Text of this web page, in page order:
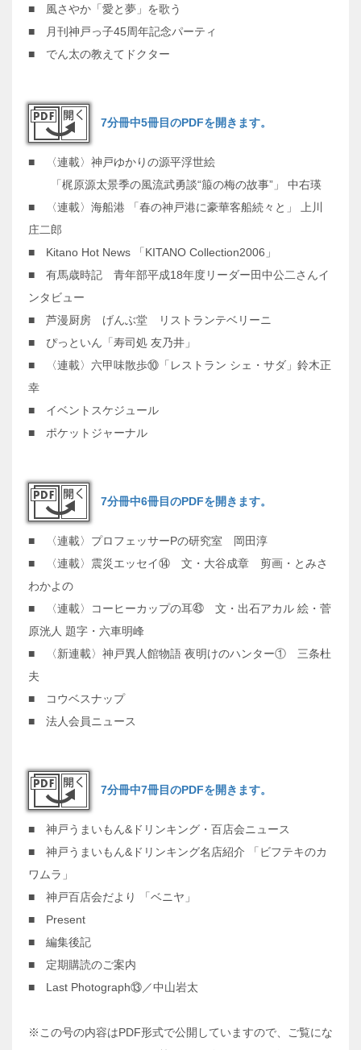
■ 風さやか「愛と夢」を歌う
■ 月刊神戸っ子45周年記念パーティ
■ でん太の教えてドクター
7分冊中5冊目のPDFを開きます。
■ 〈連載〉神戸ゆかりの源平浮世絵
「梶原源太景季の風流武勇談“箙の梅の故事”」 中右瑛
■ 〈連載〉海船港 「春の神戸港に豪華客船続々と」 上川
庄二郎
■ Kitano Hot News 「KITANO Collection2006」
■ 有馬歳時記 青年部平成18年度リーダー田中公二さんイ
ンタビュー
■ 芦漫厨房 げんぶ堂 リストランテベリーニ
■ ぴっといん「寿司処 友乃井」
■ 〈連載〉六甲味散歩⑩「レストラン シェ・サダ」鈴木正
幸
■ イベントスケジュール
■ ポケットジャーナル
7分冊中6冊目のPDFを開きます。
■ 〈連載〉プロフェッサーPの研究室 岡田淳
■ 〈連載〉震災エッセイ⑭ 文・大谷成章 剪画・とみさ
わかよの
■ 〈連載〉コーヒーカップの耳㊸ 文・出石アカル 絵・菅
原洸人 題字・六車明峰
■ 〈新連載〉神戸異人館物語 夜明けのハンター① 三条杜
夫
■ コウベスナップ
■ 法人会員ニュース
7分冊中7冊目のPDFを開きます。
■ 神戸うまいもん&ドリンキング・百店会ニュース
■ 神戸うまいもん&ドリンキング名店紹介 「ビフテキのカ
ワムラ」
■ 神戸百店会だより 「ベニヤ」
■ Present
■ 編集後記
■ 定期購読のご案内
■ Last Photograph⑬／中山岩太
※この号の内容はPDF形式で公開していますので、ご覧にな